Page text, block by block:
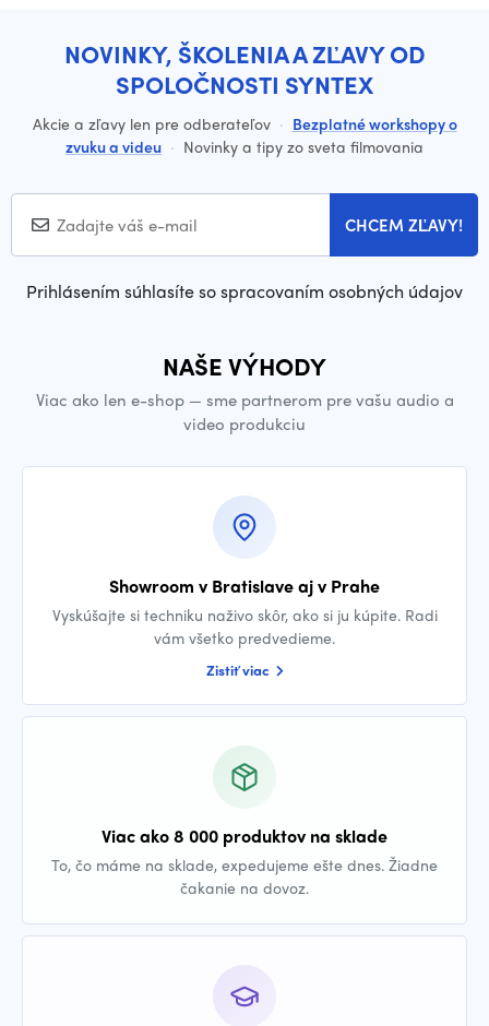
NOVINKY, ŠKOLENIA A ZĽAVY OD
SPOLOČNOSTI SYNTEX
Akcie a zľavy len pre odberateľov · Bezplatné workshopy o
zvuku a videu · Novinky a tipy zo sveta filmovania
CHCEM ZĽAVY!
Prihlásením súhlasíte so spracovaním osobných údajov
NAŠE VÝHODY
Viac ako len e-shop — sme partnerom pre vašu audio a
video produkciu
Showroom v Bratislave aj v Prahe
Vyskúšajte si techniku naživo skôr, ako si ju kúpite. Radi
vám všetko predvedieme.
Zistiť viac
Viac ako 8 000 produktov na sklade
To, čo máme na sklade, expedujeme ešte dnes. Žiadne
čakanie na dovoz.